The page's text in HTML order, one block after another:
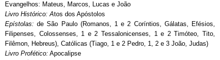
Evangelhos: Mateus, Marcos, Lucas e João
Livro Histórico: Atos dos Apóstolos
Epístolas:de São Paulo (Romanos, 1 e 2 Coríntios, Gálatas, Efésios,
Filipenses, Colossenses, 1 e 2 Tessalonicenses, 1 e 2 Timóteo, Tito,
Filêmon, Hebreus), Católicas (Tiago, 1 e 2 Pedro, 1, 2 e 3 João, Judas)
Livro Profético: Apocalipse